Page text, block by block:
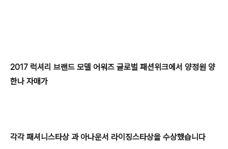
2017 럭셔리 브랜드 모델 어워즈 글로벌 패션위크에서 양정원 양
한나 자매가
각각 패셔니스타상 과 아나운서 라이징스타상을 수상했습니다